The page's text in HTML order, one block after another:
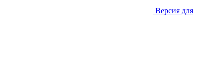
Версия для